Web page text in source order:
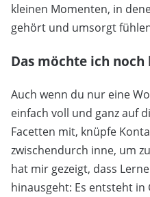
kleinen Momenten, in
gehört und umsorgt
Das möchte ich noch
Auch wenn du nur eine
einfach voll und ganz auf
Facetten mit, knüpfe
zwischendurch inne, um
hat mir gezeigt, dass
hinausgeht: Es entsteht in